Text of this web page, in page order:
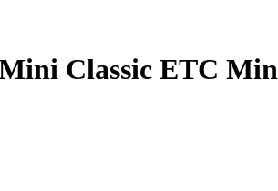
Classic ETC